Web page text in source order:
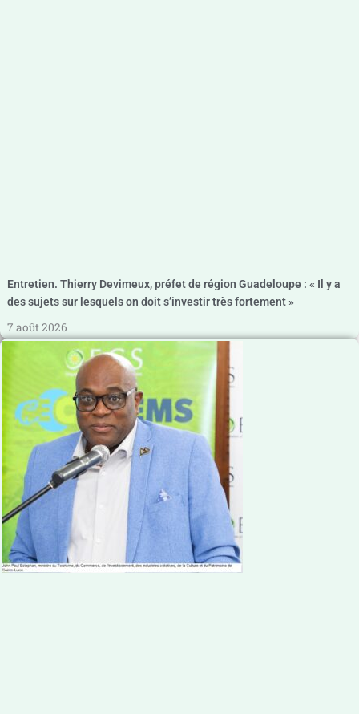
Entretien. Thierry Devimeux, préfet de région Guadeloupe : « Il y a
des sujets sur lesquels on doit s’investir très fortement »
7 août 2026